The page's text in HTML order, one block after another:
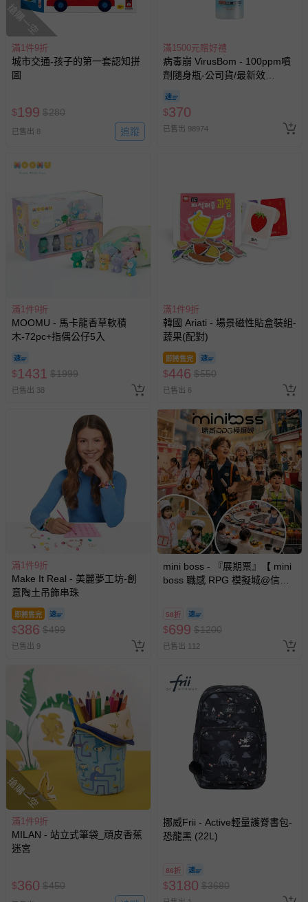
搶購一空
滿1件9折
城市交通-孩子的第一套認知拼
圖
$199 $280
已售出 8 追蹤
滿1500元贈好禮
病毒崩 VirusBom - 100ppm噴
劑隨身瓶-公司貨/最新效
$370
已售出 98974
滿1件9折
MOOMU - 馬卡龍香草軟積
木-72pc+指偶公仔5入
$1431 $1999
已售出 38
滿1件9折
韓國 Ariati - 場景磁性貼盒裝組-
蔬果(配對)
即將售完
$446 $550
已售出 6
滿1件9折
Make It Real - 美麗夢工坊-創
意陶土吊飾串珠
即將售完
$386 $499
已售出 9
mini boss - 『展期票』【 mini
boss 職感 RPG 模擬城@信義
券，於展期現場憑訂單編號兌
換，依現場梯次安排入場，逾
期作廢) (兒童票(2歲以上)贈一
名陪伴成人)
58折
$699 $1200
已售出 112
搶購一空
滿1件9折
MILAN - 站立式筆袋_頑皮香蕉
迷宮
$360 $450
挪威Frii - Active輕量護脊書包-
恐龍黑 (22L)
86折
$3180 $3680